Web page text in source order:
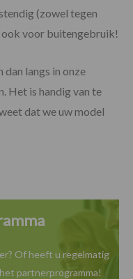
(zowel tegen
ook voor buitengebruik!
langs in onze
Het is handig van te
dat we uw model
Of heeft u regelmatig
partnerprogramma!